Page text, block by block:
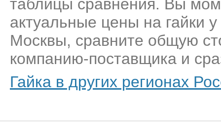
таблицы сравнения. Вы
актуальные цены на гайки
Москвы, сравните общую
компанию-поставщика и
Гайка в других регионах